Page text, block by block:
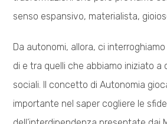
senso espansivo, materialista,
Da autonomi, allora, ci
di e tra quelli che abbiamo iniziato a
sociali. Il concetto di Autonomia
importante nel saper cogliere le sfide